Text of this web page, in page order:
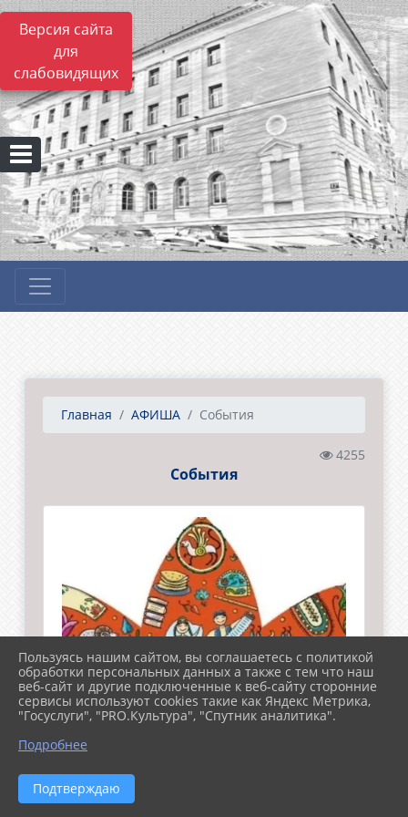
Версия сайта
для
слабовидящих
Главная АФИША События
4255
События
Пользуясь нашим сайтом, вы соглашаетесь с политикой
обработки персональных данных а также с тем что наш
веб-сайт и другие подключенные к веб-сайту сторонние
сервисы используют cookies такие как Яндекс Метрика,
"Госуслуги", "PRO.Культура", "Спутник аналитика".
Подробнее
Подтверждаю